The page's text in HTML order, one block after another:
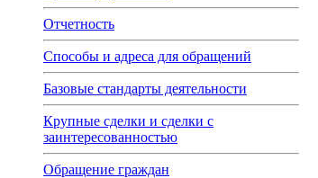
Отчетность
Способы и адреса для обращений
Базовые стандарты деятельности
Крупные сделки и сделки с
заинтересованностью
Обращение граждан